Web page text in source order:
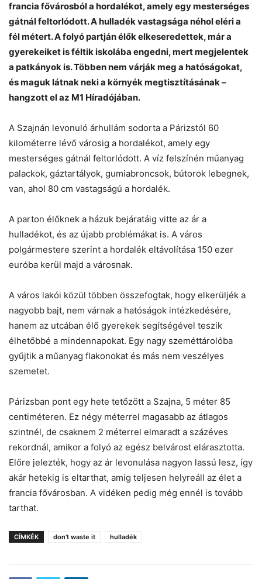
francia fővárosból a hordalékot, amely egy mesterséges
gátnál feltorlódott. A hulladék vastagsága néhol eléri a
fél métert. A folyó partján élők elkeseredettek, már a
gyerekeiket is féltik iskolába engedni, mert megjelentek
a patkányok is. Többen nem várják meg a hatóságokat,
és maguk látnak neki a környék megtisztításának –
hangzott el az M1 Híradójában.
A Szajnán levonuló árhullám sodorta a Párizstól 60
kilométerre lévő városig a hordalékot, amely egy
mesterséges gátnál feltorlódott. A víz felszínén műanyag
palackok, gáztartályok, gumiabroncsok, bútorok lebegnek,
van, ahol 80 cm vastagságú a hordalék.
A parton élőknek a házuk bejáratáig vitte az ár a
hulladékot, és az újabb problémákat is. A város
polgármestere szerint a hordalék eltávolítása 150 ezer
euróba kerül majd a városnak.
A város lakói közül többen összefogtak, hogy elkerüljék a
nagyobb bajt, nem várnak a hatóságok intézkedésére,
hanem az utcában élő gyerekek segítségével teszik
élhetőbbé a mindennapokat. Egy nagy szeméttárolóba
gyűjtik a műanyag flakonokat és más nem veszélyes
szemetet.
Párizsban pont egy hete tetőzött a Szajna, 5 méter 85
centiméteren. Ez négy méterrel magasabb az átlagos
szintnél, de csaknem 2 méterrel elmaradt a százéves
rekordnál, amikor a folyó az egész belvárost elárasztotta.
Előre jelezték, hogy az ár levonulása nagyon lassú lesz, így
akár hetekig is eltarthat, amíg teljesen helyreáll az élet a
francia fővárosban. A vidéken pedig még ennél is tovább
tarthat.
CÍMKÉK don't waste it hulladék
Chat Mr wAIste
Helló! Miben segíthetek ma?